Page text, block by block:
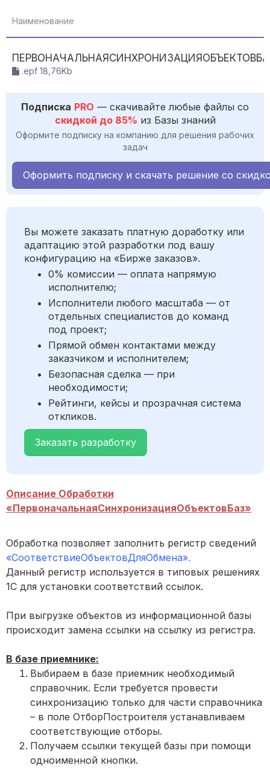
Наименование
.epf 18,76Kb
Подписка PRO — скачивайте любые файлы со
скидкой до 85% из Базы знаний
Оформите подписку на компанию для решения рабочих
задач
Оформить подписку и скачать решение со
Вы можете заказать платную доработку или
адаптацию этой разработки под вашу
конфигурацию на «Бирже заказов».
0% комиссии — оплата напрямую
исполнителю;
Исполнители любого масштаба — от
отдельных специалистов до команд
под проект;
Прямой обмен контактами между
заказчиком и исполнителем;
Безопасная сделка — при
необходимости;
Рейтинги, кейсы и прозрачная система
откликов.
Заказать разработку
Описание Обработки
«ПервоначальнаяСинхронизацияОбъектовБаз»
Обработка позволяет заполнить регистр сведений
«СоответствиеОбъектовДляОбмена».
Данный регистр используется в типовых решениях
1С для установки соответствий ссылок.
При выгрузке объектов из информационной базы
происходит замена ссылки на ссылку из регистра.
В базе приемнике:
Выбираем в базе приемник необходимый
справочник. Если требуется провести
синхронизацию только для части справочника
– в поле ОтборПостроителя устанавливаем
соответствующие отборы.
Получаем ссылки текущей базы при помощи
одноименной кнопки.